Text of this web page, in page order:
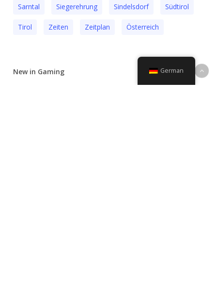
Sarntal Siegerehrung Sindelsdorf Südtirol
Tirol Zeiten Zeitplan Österreich
New in Gaming German